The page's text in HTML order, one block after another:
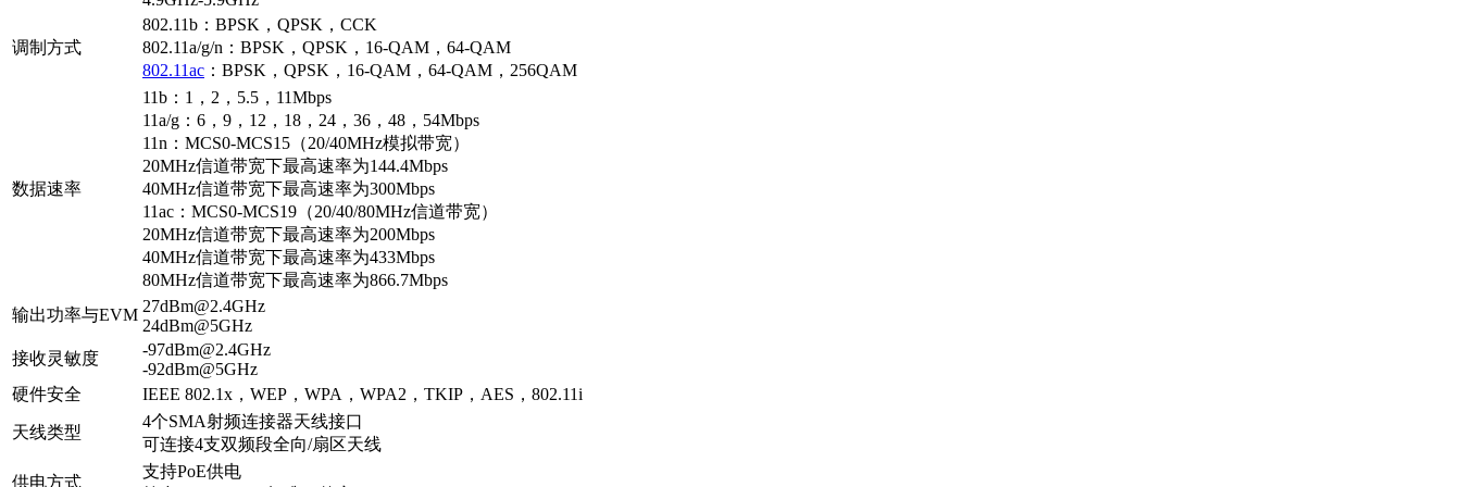
调制方式
802.11b：BPSK，QPSK，CCK
802.11a/g/n：BPSK，QPSK，16-QAM，64-QAM
802.11ac ：BPSK，QPSK，16-QAM，64-QAM，256QAM
数据速率
11b：1，2，5.5，11Mbps
11a/g：6，9，12，18，24，36，48，54Mbps
11n：MCS0-MCS15（20/40MHz模拟带宽）
20MHz信道带宽下最高速率为144.4Mbps
40MHz信道带宽下最高速率为300Mbps
11ac：MCS0-MCS19（20/40/80MHz信道带宽）
20MHz信道带宽下最高速率为200Mbps
40MHz信道带宽下最高速率为433Mbps
80MHz信道带宽下最高速率为866.7Mbps
输出功率与EVM 27dBm@2.4GHz
24dBm@5GHz
接收灵敏度
-97dBm@2.4GHz
-92dBm@5GHz
硬件安全
IEEE 802.1x，WEP，WPA，WPA2，TKIP，AES，802.11i
天线类型
4个SMA射频连接器天线接口
可连接4支双频段全向/扇区天线
供电方式
支持PoE供电